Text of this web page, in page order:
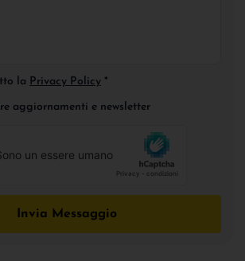
la Privacy Policy *
aggiornamenti e newsletter
Invia Messaggio